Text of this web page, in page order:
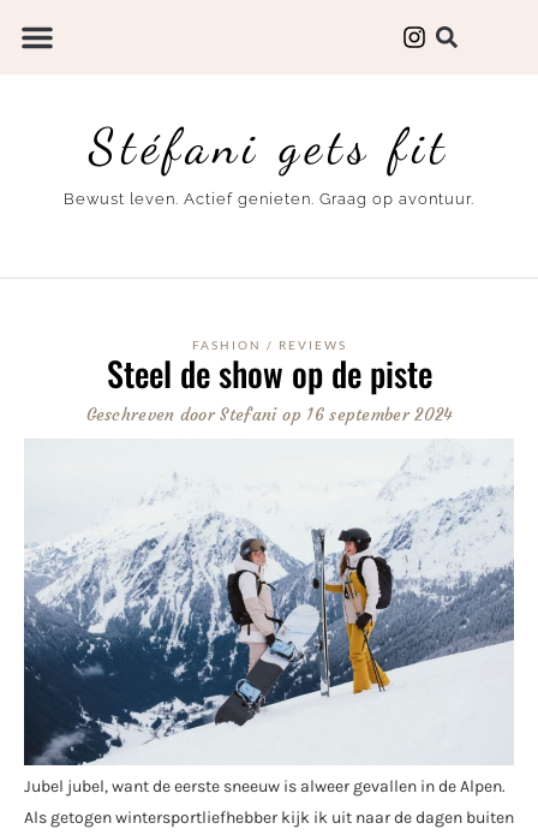
Stéfani gets fit
Bewust leven. Actief genieten. Graag op avontuur.
FASHION / REVIEWS
Steel de show op de piste
Geschreven doorStefani op 16 september 2024
Jubel jubel, want de eerste sneeuw is alweer gevallen in de Alpen.
Als getogen wintersportliefhebber kijk ik uit naar de dagen buiten